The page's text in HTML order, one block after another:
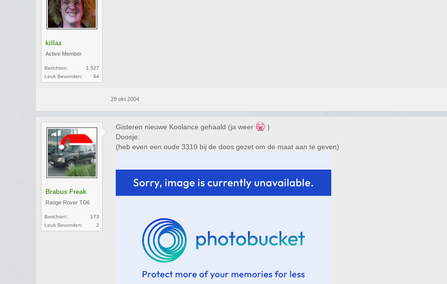
killaz
Active Member
Berichten:
1.527
Leuk Bevonden:
44
29 okt 2004
Brabus Freak
Range Rover TD6
Berichten:
173
Leuk Bevonden:
2
Gisteren nieuwe Koolance gehaald (ja weer
)
Doosje:
(heb even een oude 3310 bij de doos gezet om de maat aan te geven)